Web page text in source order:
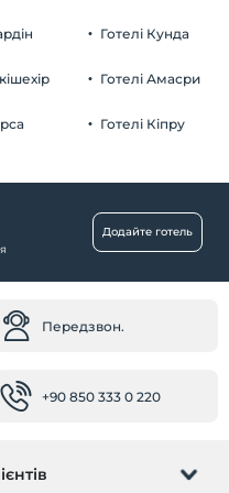
(платний)
Готелі Кунда
Готелі Амасри
Готелі Кіпру
Додайте готель
Передзвон.
+90 850 333 0 220